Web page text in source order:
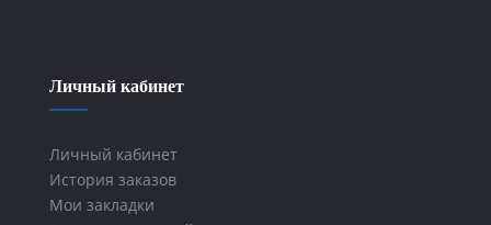
Личный кабинет
Личный кабинет
История заказов
Мои закладки